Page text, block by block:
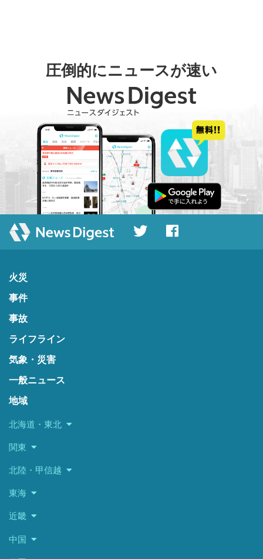
圧倒的にニュースが速い
火災
事件
事故
ライフライン
気象・災害
一般ニュース
地域
北海道・東北
関東
北陸・甲信越
東海
近畿
中国